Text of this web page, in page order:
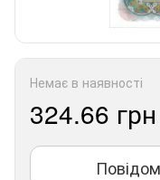
Немає в наявності
324.66 грн